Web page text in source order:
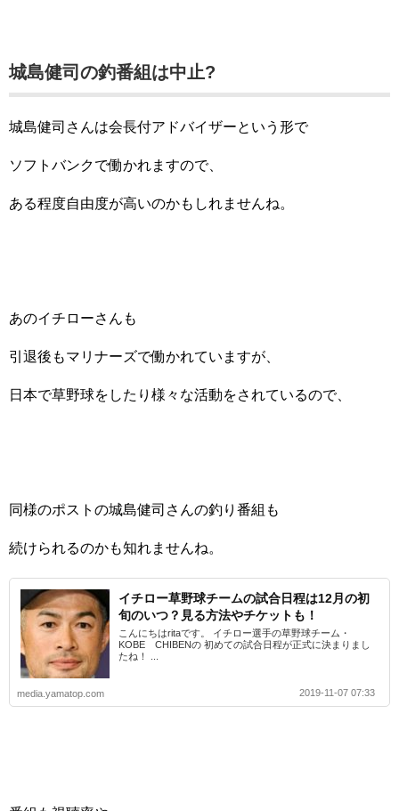
城島健司の釣番組は中止?
城島健司さんは会長付アドバイザーという形で
ソフトバンクで働かれますので、
ある程度自由度が高いのかもしれませんね。
あのイチローさんも
引退後もマリナーズで働かれていますが、
日本で草野球をしたり様々な活動をされているので、
同様のポストの城島健司さんの釣り番組も
続けられるのかも知れませんね。
イチロー草野球チームの試合日程は12月の初
旬のいつ？見る方法やチケットも！
こんにちはritaです。 イチロー選手の草野球チーム・
KOBE CHIBENの 初めての試合日程が正式に決まりまし
たね！ ...
media.yamatop.com 2019-11-07 07:33